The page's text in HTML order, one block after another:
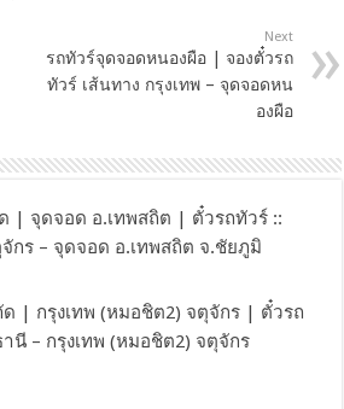
Next
รถทัวร์จุดจอดหนองผือ | จองตั๋วรถ
ทัวร์ เส้นทาง กรุงเทพ – จุดจอดหน
องผือ
| จุดจอด อ.เทพสถิต | ตั๋วรถทัวร์ ::
กร – จุดจอด อ.เทพสถิต จ.ชัยภูมิ
| กรุงเทพ (หมอชิต2) จตุจักร | ตั๋วรถ
นี – กรุงเทพ (หมอชิต2) จตุจักร